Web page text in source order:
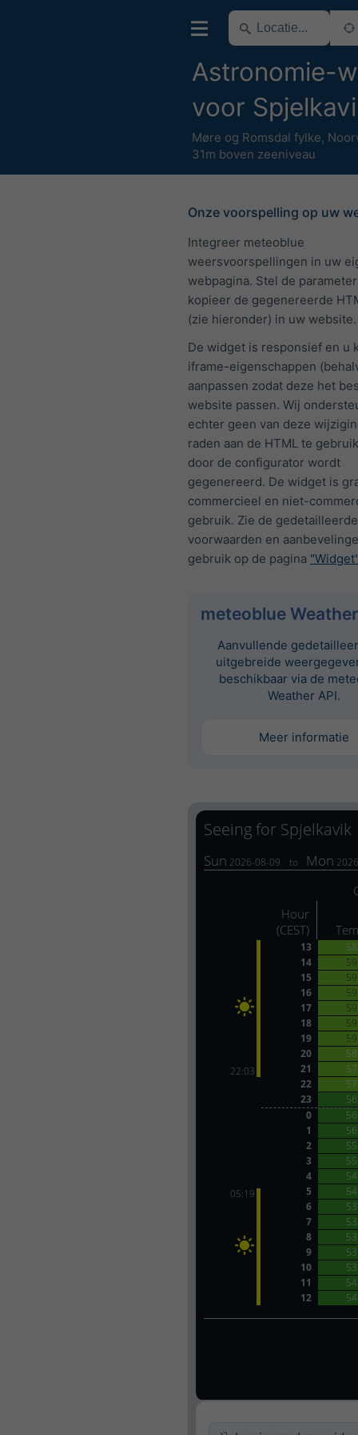
Astronomie-
voor
Møre og Romsdal fylke,
31m boven zeeniveau
Onze voorspelling op uw
Integreer meteoblue
weersvoorspellingen in uw
webpagina. Stel de
kopieer de gegenereerde
(zie hieronder) in uw website.
De widget is responsief en u
iframe-eigenschappen
aanpassen zodat deze het
website passen. Wij
echter geen van deze
raden aan de HTML te
door de configurator wordt
gegenereerd. De widget is
commercieel en niet-
gebruik. Zie de gedetailleerde
voorwaarden en
gebruik op de pagina "Widget"
meteoblue
Aanvullende
uitgebreide
beschikbaar via de
Weather API.
Meer informatie